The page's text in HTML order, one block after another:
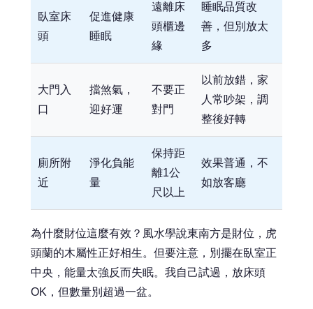
臥室床
頭
促進健康
睡眠
遠離床
頭櫃邊
緣
睡眠品質改
善，但別放太
多
大門入
口
擋煞氣，
迎好運
不要正
對門
以前放錯，家
人常吵架，調
整後好轉
廁所附
近
淨化負能
量
保持距
離1公
尺以上
效果普通，不
如放客廳
為什麼財位這麼有效？風水學說東南方是財位，虎
頭蘭的木屬性正好相生。但要注意，別擺在臥室正
中央，能量太強反而失眠。我自己試過，放床頭
OK，但數量別超過一盆。